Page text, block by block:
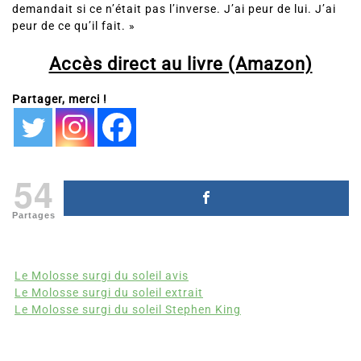
demandait si ce n’était pas l’inverse. J’ai peur de lui. J’ai
peur de ce qu’il fait. »
Accès direct au livre (Amazon)
Partager, merci !
54
Partages
Le Molosse surgi du soleil avis
Le Molosse surgi du soleil extrait
Le Molosse surgi du soleil Stephen King